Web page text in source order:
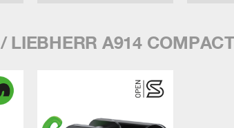
/ LIEBHERR A914